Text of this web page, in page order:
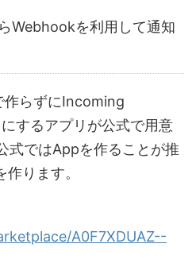
Webhookを利用して通知
作らずにIncoming
するアプリが公式で用意
式ではAppを作ることが推
ります。
A0F7XDUAZ--